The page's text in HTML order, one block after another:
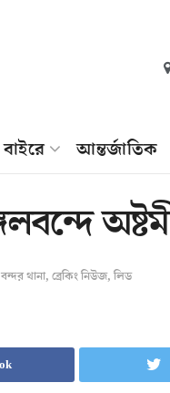
আন্তর্জাতিক
বন্দর থানা, ব্রেকিং নিউজ, লিড